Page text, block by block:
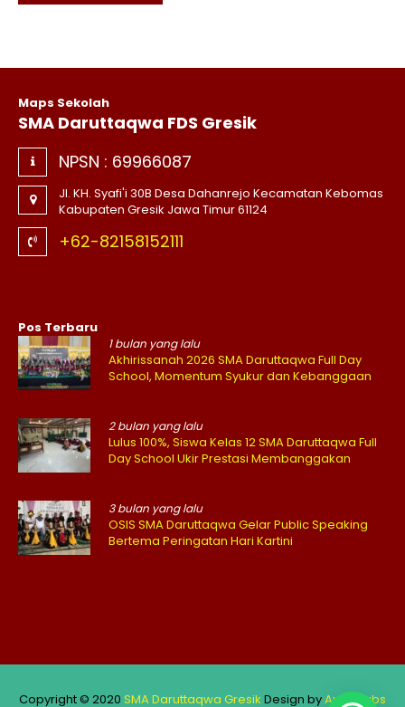
Maps Sekolah
SMA Daruttaqwa FDS Gresik
NPSN : 69966087
Jl. KH. Syafi'i 30B Desa Dahanrejo Kecamatan Kebomas
Kabupaten Gresik Jawa Timur 61124
+62-82158152111
Pos Terbaru
1 bulan yang lalu
Akhirissanah 2026 SMA Daruttaqwa Full Day
School, Momentum Syukur dan Kebanggaan
2 bulan yang lalu
Lulus 100%, Siswa Kelas 12 SMA Daruttaqwa Full
Day School Ukir Prestasi Membanggakan
3 bulan yang lalu
OSIS SMA Daruttaqwa Gelar Public Speaking
Bertema Peringatan Hari Kartini
Copyright © 2020 SMA Daruttaqwa Gresik Design byAufar Labs